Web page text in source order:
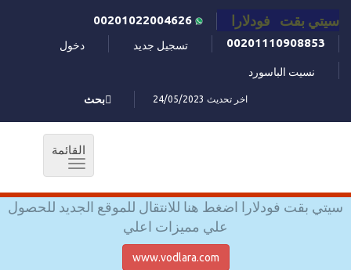
سيتي بقت فودلارا
00201110908853
تسجيل جديد دخول
نسيت الباسورد
اخر تحديث 24/05/2023 بحث
القائمة
Toggle
سيتي بقت فودلارا اضغط هنا للانتقال للموقع الجديد للحصول
علي مميزات اعلي
www.vodlara.com